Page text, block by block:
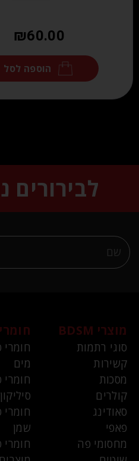
₪60.00
הוספה לסל
לבירורים
מוצרי BDSM
סוגי רתמות
קשירות
מסכות
קולרים
סאודינג
פאפי
מחסומי פה
מים
סיליקון
שמן
חומרי